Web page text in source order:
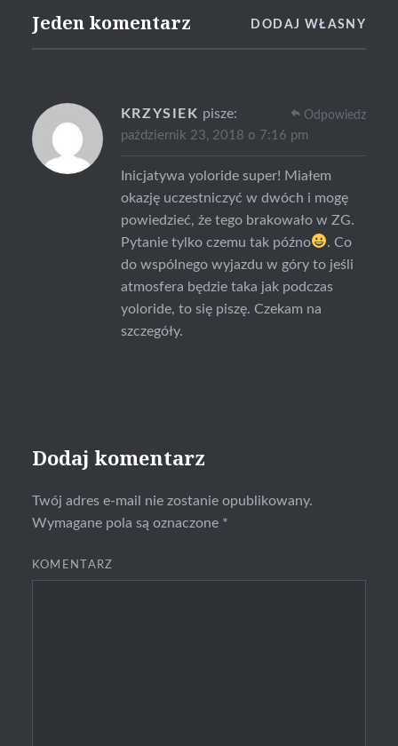
Jeden komentarz DODAJ WŁASNY
KRZYSIEK pisze:
październik 23, 2018 o 7:16 pm
Inicjatywa yoloride super! Miałem
okazję uczestniczyć w dwóch i mogę
powiedzieć, że tego brakowało w ZG.
Pytanie tylko czemu tak późno
. Co
do wspólnego wyjazdu w góry to jeśli
atmosfera będzie taka jak podczas
yoloride, to się piszę. Czekam na
szczegóły.
Odpowiedz
Dodaj komentarz
Twój adres e-mail nie zostanie opublikowany.
Wymagane pola są oznaczone *
KOMENTARZ